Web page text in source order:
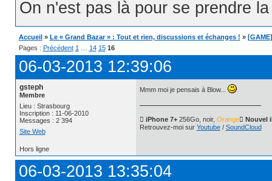
On n'est pas là pour se prendre
Accueil » Le « Grand Bazar » : Tout et rien, discussions et échanges ! »
Pages : Précédent 1 14 15 16
06-03-2013 12:39:06
gsteph
Membre
Lieu : Strasbourg
Inscription : 11-06-2010
Messages : 2 394
Site Web
Mmm moi je pensais à Blow...
 iPhone 7+256Go, noir, Orange Nouvel
Retrouvez-moi sur Youtube/ SoundCloud
Hors ligne
06-03-2013 13:35:04